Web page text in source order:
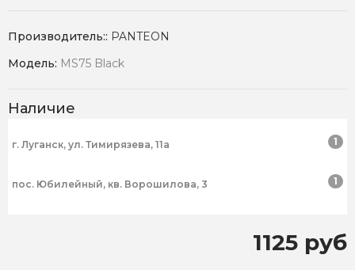
Производитель:: PANTEON
Модель: MS75 Black
Наличие
г. Луганск, ул. Тимирязева, 11а 1
пос. Юбилейный, кв. Ворошилова, 3 1
1125 руб